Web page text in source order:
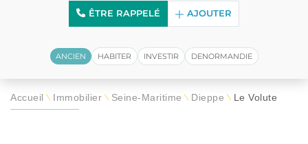
ÊTRE RAPPELÉ AJOUTER
ANCIEN HABITER INVESTIR DENORMANDIE
Accueil \ Immobilier \ Seine-Maritime \ Dieppe \ Le Volute